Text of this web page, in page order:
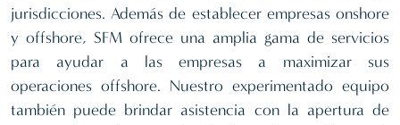
jurisdicciones. Además de establecer empresas onshore
y offshore, SFM ofrece una amplia gama de servicios
para ayudar a las empresas a maximizar sus
operaciones offshore. Nuestro experimentado equipo
también puede brindar asistencia con la apertura de